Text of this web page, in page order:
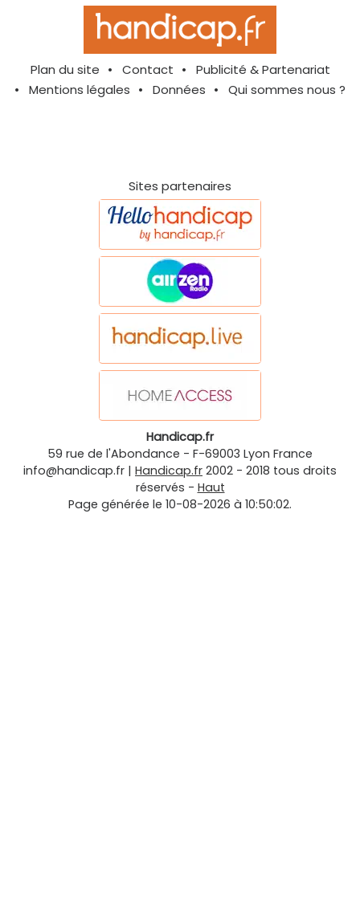
Plan du site Contact
Publicité & Partenariat
Mentions légales
Données Qui sommes nous ?
Sites partenaires
Handicap.fr
59 rue de l'Abondance - F-69003 Lyon France
info@handicap.fr | Handicap.fr 2002 - 2018 tous droits
réservés - Haut
Page générée le 10-08-2026 à 10:50:02.